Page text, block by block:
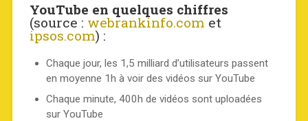
YouTube en quelques chiffres
(source : webrankinfo.com et
ipsos.com) :
Chaque jour, les 1,5 milliard d’utilisateurs passent
en moyenne 1h à voir des vidéos sur YouTube
Chaque minute, 400h de vidéos sont uploadées
sur YouTube